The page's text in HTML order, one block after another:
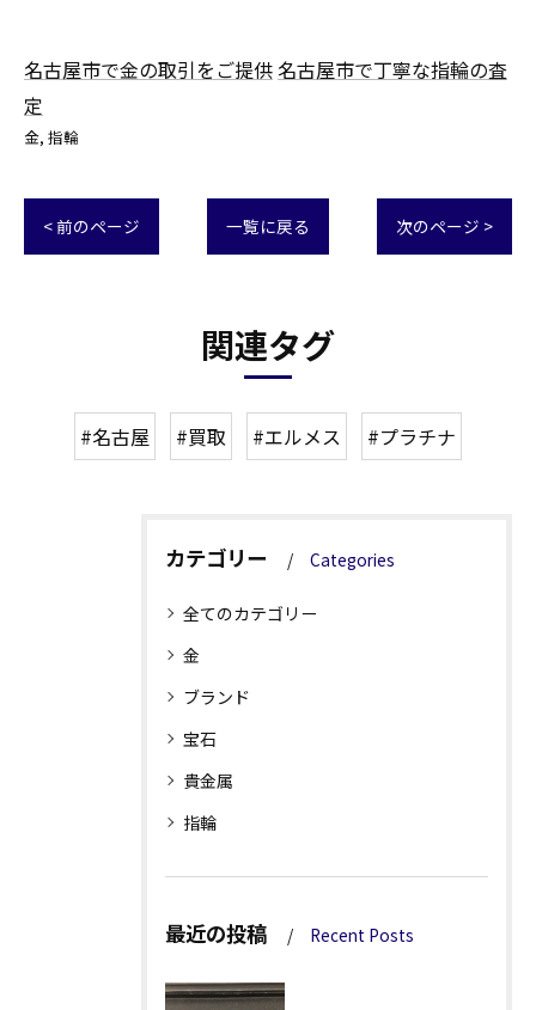
名古屋市で金の取引をご提供 名古屋市で丁寧な指輪の査
定
金 指輪
< 前のページ 一覧に戻る 次のページ >
関連タグ
#名古屋 #買取 #エルメス #プラチナ
カテゴリー Categories
全てのカテゴリー
金
ブランド
宝石
貴金属
指輪
最近の投稿 Recent Posts